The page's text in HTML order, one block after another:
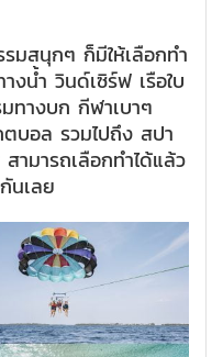
มสนุกๆ ก็มีให้เลือกทำ
งน้ำ วินด์เซิร์ฟ เรือใบ
ทางบก กีฬาเบาๆ
บอล รวมไปถึง สปา
ามารถเลือกทำได้แล้ว
นเลย